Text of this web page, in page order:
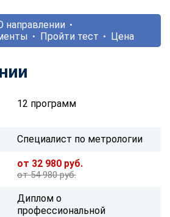
направлении
Пройти тест Цена
12 программ
Специалист по метрологии
от 32 980 руб.
от 54 980 руб.
Диплом о
профессиональной